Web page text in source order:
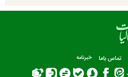
تماس باما خبرنامه